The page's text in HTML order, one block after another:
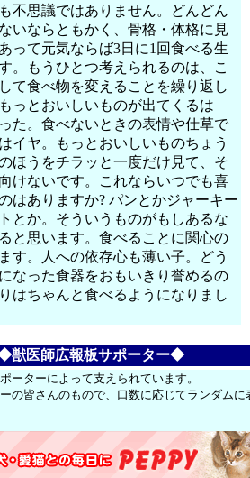
不思議ではありません。どんどん
いならともかく、骨格・体格に見
って元気ならば3日に1回食べる生
。もうひとつ考えられるのは、こ
て食べ物を変えることを繰り返し
っとおいしいものが出てくるは
た。食べないときの表情や仕草で
イヤ。もっとおいしいものちょう
ほうをチラッと一度だけ見て、そ
けないです。これならいつでも喜
はありますか? パンとかジャーキー
とか。そういうものがもしあるな
と思います。食べることに関心の
す。人への依存心も薄い子。どう
なった食器をおもいきり誉めるの
はちゃんと食べるようになりまし
獣医師広報板サポーター◆
ーターによって支えられています。
の皆さんのもので、口数に応じてランダムに